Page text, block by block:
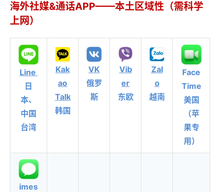
海外社媒&通话APP——本土区域性（需科学
上网）
Line
日
本、
中国
台湾
Kak
ao
Talk
韩国
VK
俄罗
斯
Vib
er
东欧
Zal
o
越南
Face
Time
美国
（苹
果专
用）
imes